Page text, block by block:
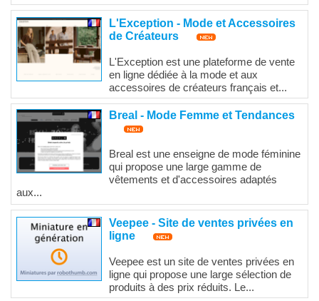
L'Exception - Mode et Accessoires
de Créateurs
L'Exception est une plateforme de vente
en ligne dédiée à la mode et aux
accessoires de créateurs français et...
Breal - Mode Femme et Tendances
Breal est une enseigne de mode féminine
qui propose une large gamme de
vêtements et d'accessoires adaptés
aux...
Veepee - Site de ventes privées en
ligne
Veepee est un site de ventes privées en
ligne qui propose une large sélection de
produits à des prix réduits. Le...